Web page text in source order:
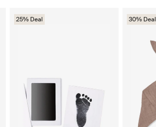
25% Deal 30% Deal